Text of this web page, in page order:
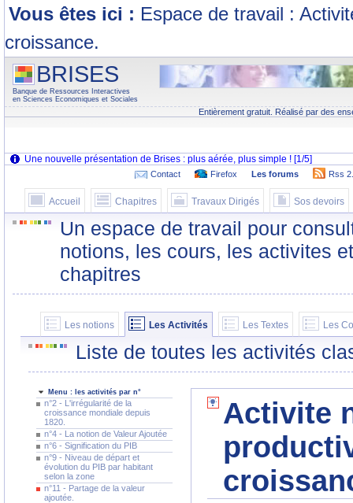
Vous êtes ici : Espace de travail :
croissance.
BRISES
Banque de Ressources Interactives
en Sciences Economiques et Sociales
Entièrement gratuit. Réalisé par des
Contact Firefox Les forums Rss
Accueil Chapitres Travaux Dirigés Sos devoirs
Un espace de travail pour
notions, les cours, les activites
chapitres
Les notions Les Activités Les Textes Les
Liste de toutes les activités
Menu : les activités par n°
n°2 - L'irrégularité de la
croissance mondiale depuis
1820.
n°4 - La notion de Valeur Ajoutée
n°6 - Signification du PIB
n°9 - Niveau de départ et
évolution du PIB par habitant
selon la zone
n°11 - Partage de la valeur
ajoutée.
Activite